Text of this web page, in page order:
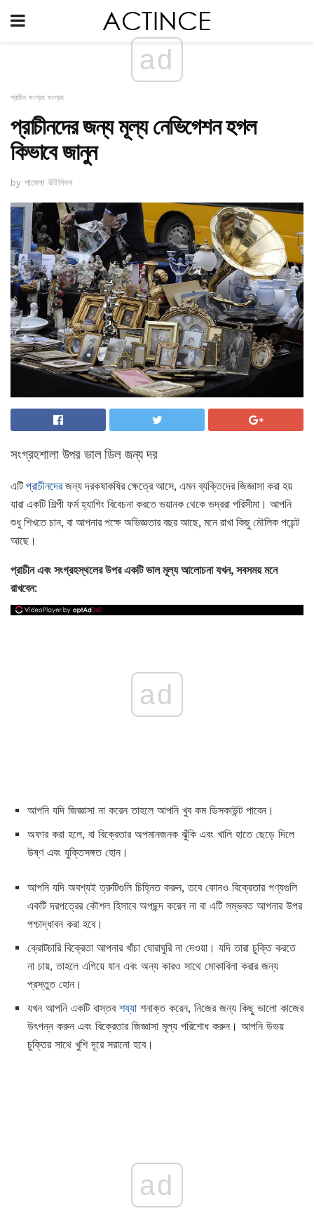
ad
প্রাচীন সংগ্রহ সংগ্রহ
প্রাচীনদের জন্য মূল্য নেভিগেশন হগল
কিভাবে জানুন
by পামেলা উইগিনস
সংগ্রহশালা উপর ভাল ডিল জন্য দর
এটিপ্রাচীনদেরজন্য দরকষাকষির ক্ষেত্রে আসে, এমন ব্যক্তিদের জিজ্ঞাসা করা হয়
যারা একটি শিল্পী ফর্ম হ্যাগিং বিবেচনা করতে ভয়ানক থেকে ভদ্ররা পরিসীমা। আপনি
শুধু শিখতে চান, বা আপনার পক্ষে অভিজ্ঞতার বছর আছে, মনে রাখা কিছু মৌলিক পয়েন্ট
আছে।
প্রাচীন এবং সংগ্রহস্থলের উপর একটি ভাল মূল্য আলোচনা যখন, সবসময় মনে
রাখবেন:
ad
আপনি যদি জিজ্ঞাসা না করেন তাহলে আপনি খুব কম ডিসকাউন্ট পাবেন।
অফার করা হলে, বা বিক্রেতার অপমানজনক ঝুঁকি এবং খালি হাতে ছেড়ে দিলে
উষ্ণ এবং যুক্তিসঙ্গত হোন।
আপনি যদি অবশ্যই ত্রুটিগুলি চিহ্নিত করুন, তবে কোনও বিক্রেতার পণ্যগুলি
একটি দরপত্রের কৌশল হিসাবে অপছন্দ করেন না বা এটি সম্ভবত আপনার উপর
পশ্চাদ্ধাবন করা হবে।
ক্রোটচারি বিক্রেতা আপনার খাঁচা ঘোরাঘুরি না দেওয়া। যদি তারা চুক্তি করতে
না চায়, তাহলে এগিয়ে যান এবং অন্য কারও সাথে মোকাবিলা করার জন্য
প্রস্তুত হোন।
যখন আপনি একটি বাস্তব শয্যা শনাক্ত করেন, নিজের জন্য কিছু ভালো কাজের
উৎপন্ন করুন এবং বিক্রেতার জিজ্ঞাসা মূল্য পরিশোধ করুন। আপনি উভয়
চুক্তির সাথে খুশি দূরে সরানো হবে।
ad